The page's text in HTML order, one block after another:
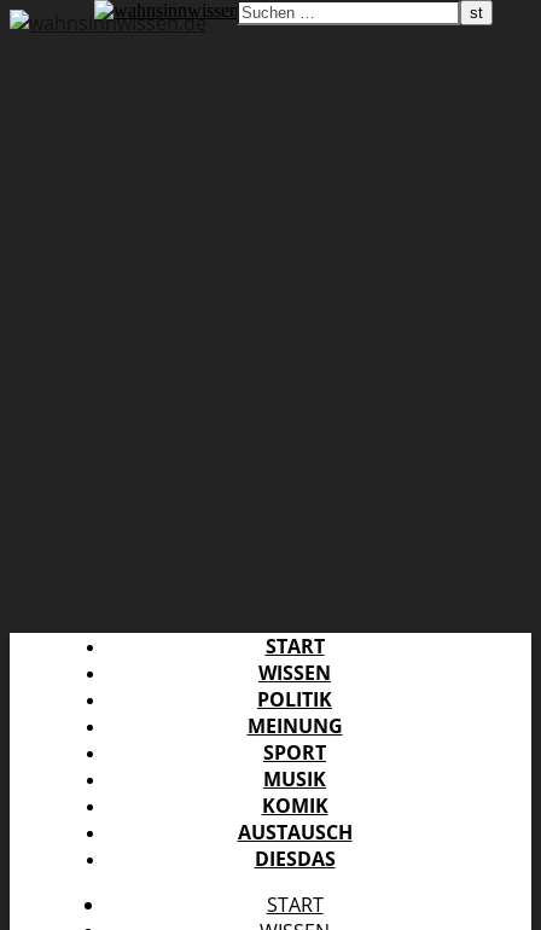
START
WISSEN
POLITIK
MEINUNG
SPORT
MUSIK
KOMIK
AUSTAUSCH
DIESDAS
START